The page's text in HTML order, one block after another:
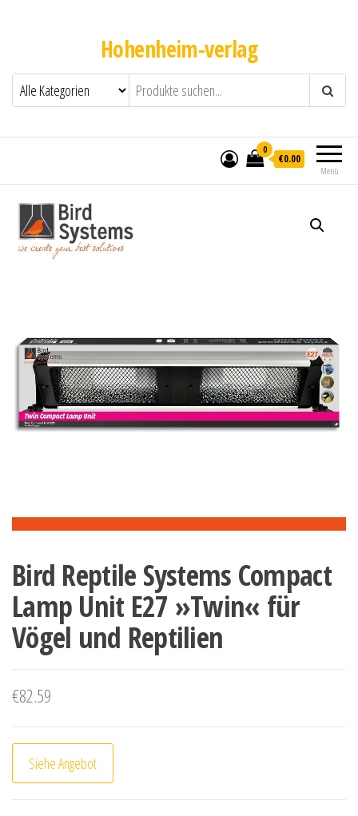
Hohenheim-verlag
Menü
0
€0.00
Bird Reptile Systems Compact
Lamp Unit E27 »Twin« für
Vögel und Reptilien
€82.59
Siehe Angebot